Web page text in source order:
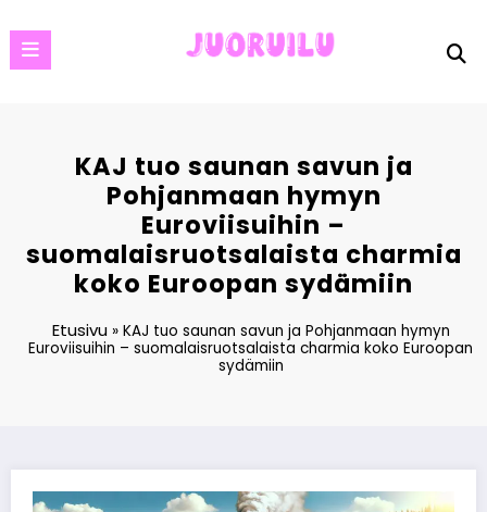
to
content
KAJ tuo saunan savun ja
Pohjanmaan hymyn
Euroviisuihin –
suomalaisruotsalaista charmia
koko Euroopan sydämiin
Etusivu» KAJ tuo saunan savun ja Pohjanmaan hymyn
Euroviisuihin – suomalaisruotsalaista charmia koko Euroopan
sydämiin